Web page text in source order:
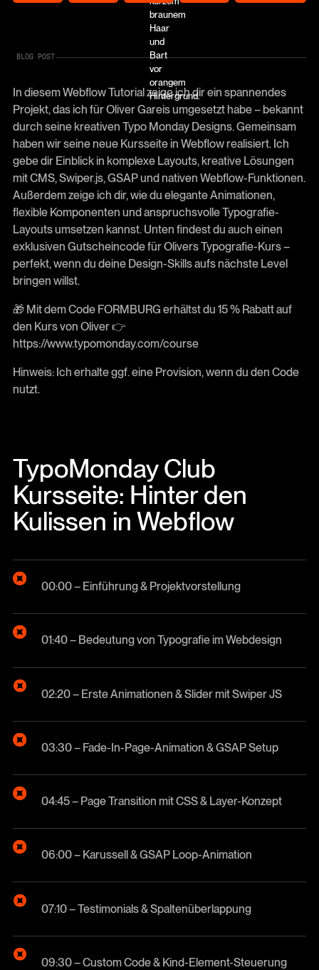
BLOG POST
In diesem Webflow Tutorial zeige ich dir ein spannendes
Projekt, das ich für Oliver Gareis umgesetzt habe – bekannt
durch seine kreativen Typo Monday Designs. Gemeinsam
haben wir seine neue Kursseite in Webflow realisiert. Ich
gebe dir Einblick in komplexe Layouts, kreative Lösungen
mit CMS, Swiper.js, GSAP und nativen Webflow-Funktionen.
Außerdem zeige ich dir, wie du elegante Animationen,
flexible Komponenten und anspruchsvolle Typografie-
Layouts umsetzen kannst. Unten findest du auch einen
exklusiven Gutscheincode für Olivers Typografie-Kurs –
perfekt, wenn du deine Design-Skills aufs nächste Level
bringen willst.
🎁 Mit dem Code FORMBURG erhältst du 15 % Rabatt auf
den Kurs von Oliver 👉
https://www.typomonday.com/course
Hinweis: Ich erhalte ggf. eine Provision, wenn du den Code
nutzt.
TypoMonday Club
Kursseite: Hinter den
Kulissen in Webflow
00:00 – Einführung & Projektvorstellung
01:40 – Bedeutung von Typografie im Webdesign
02:20 – Erste Animationen & Slider mit Swiper JS
03:30 – Fade-In-Page-Animation & GSAP Setup
04:45 – Page Transition mit CSS & Layer-Konzept
06:00 – Karussell & GSAP Loop-Animation
07:10 – Testimonials & Spaltenüberlappung
09:30 – Custom Code & Kind-Element-Steuerung